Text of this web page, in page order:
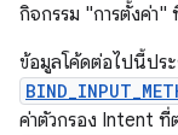
กิจกรรม "การตั้งค่า"
ข้อมูลโค้ดต่อไปนี้ปร
ค่าตัวกรอง Intent ที่